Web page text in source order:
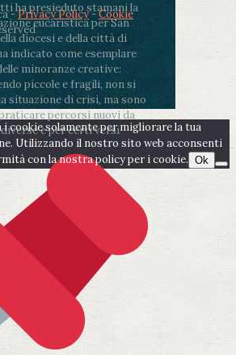
ha presieduto stamani la
eucaristica per San
diocesi e della città di
indicato come esemplare
minoranze creative:
piccole e fragili, non si
situazione di crisi, ma sono
percorsi nuovi da
e per certi versi
-Privacy Policy-Cookie
cookie solamente per migliorare la tua
Utilizzando il nostro sito web acconsenti
con la nostra policy per i cookie. Ok